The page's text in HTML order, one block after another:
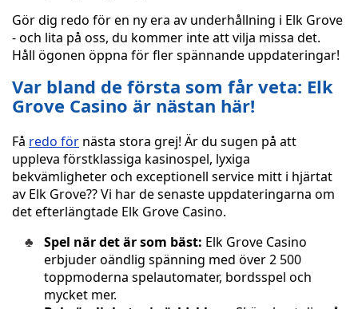
Gör dig redo för en ny era av underhållning i Elk Grove
- och lita på oss, du kommer inte att vilja missa det.
Håll ögonen öppna för fler spännande uppdateringar!
Var bland de första som får veta: Elk
Grove Casino är nästan här!
Få redo för nästa stora grej! Är du sugen på att
uppleva förstklassiga kasinospel, lyxiga
bekvämligheter och exceptionell service mitt i hjärtat
av Elk Grove?? Vi har de senaste uppdateringarna om
det efterlängtade Elk Grove Casino.
Spel när det är som bäst: Elk Grove Casino
erbjuder oändlig spänning med över 2 500
toppmoderna spelautomater, bordsspel och
mycket mer.